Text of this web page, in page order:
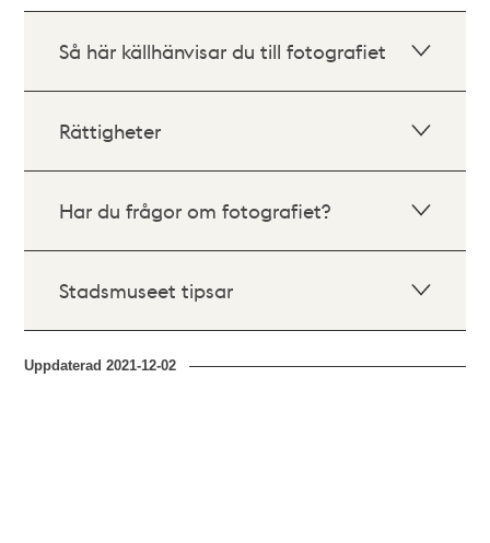
Så här källhänvisar du till fotografiet
Rättigheter
Har du frågor om fotografiet?
Stadsmuseet tipsar
Uppdaterad2021-12-02